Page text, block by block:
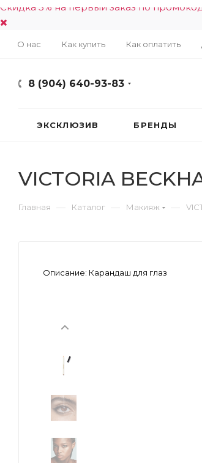
Скидка 5% на первый заказ по
О нас Как купить Как оплатить
8 (904) 640-93-83
ЭКСКЛЮЗИВ БРЕНДЫ
VICTORIA
Главная — Каталог — Макияж —
Описание: Карандаш для глаз